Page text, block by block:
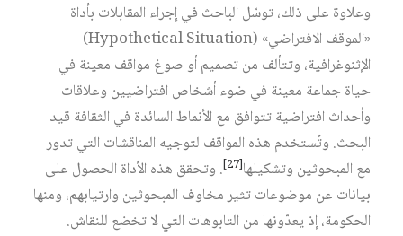
وعلاوة على ذلك، توسّل الباحث في إجراء المقابلات بأداة
«الموقف الافتراضي» (Hypothetical Situation)
الإثنوغرافية، وتتألف من تصميم أو صوغ مواقف معينة في
حياة جماعة معينة في ضوء أشخاص افتراضيين وعلاقات
وأحداث افتراضية تتوافق مع الأنماط السائدة في الثقافة قيد
البحث. وتُستخدم هذه المواقف لتوجيه المناقشات التي تدور
مع المبحوثين وتشكيلها[27]
. وتحقق هذه الأداة الحصول على
بيانات عن موضوعات تثير مخاوف المبحوثين وارتيابهم، ومنها
الحكومة، إذ يعدّونها من التابوهات التي لا تخضع للنقاش.